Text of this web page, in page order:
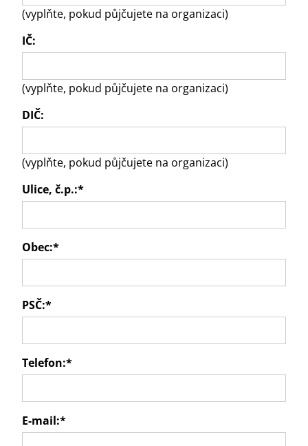
(vyplňte, pokud půjčujete na organizaci)
IČ:
(vyplňte, pokud půjčujete na organizaci)
DIČ:
(vyplňte, pokud půjčujete na organizaci)
Ulice, č.p.:*
Obec:*
PSČ:*
Telefon:*
E-mail:*